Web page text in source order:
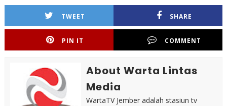
TWEET SHARE
PIN IT COMMENT
About Warta Lintas
Media
WartaTV Jember adalah stasiun tv